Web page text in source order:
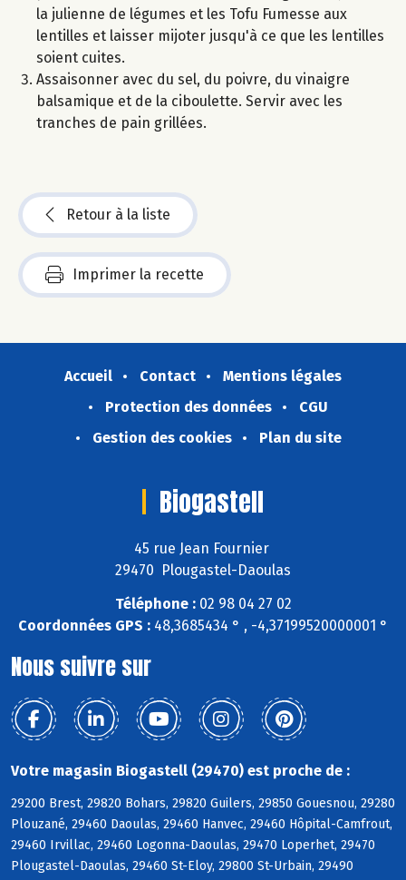
la julienne de légumes et les Tofu Fumesse aux
lentilles et laisser mijoter jusqu'à ce que les lentilles
soient cuites.
Assaisonner avec du sel, du poivre, du vinaigre
balsamique et de la ciboulette. Servir avec les
tranches de pain grillées.
Retour à la liste
Imprimer la recette
Accueil Contact
Mentions légales
Protection des données
CGU
Gestion des cookies
Plan du site
Biogastell
45 rue Jean Fournier
29470 Plougastel-Daoulas
Téléphone :02 98 04 27 02
Coordonnées GPS : 48,3685434 ° , -4,37199520000001 °
Nous suivre sur
Votre magasin Biogastell (29470) est proche de :
29200 Brest, 29820 Bohars, 29820 Guilers, 29850 Gouesnou, 29280
Plouzané, 29460 Daoulas, 29460 Hanvec, 29460 Hôpital-Camfrout,
29460 Irvillac, 29460 Logonna-Daoulas, 29470 Loperhet, 29470
Plougastel-Daoulas, 29460 St-Eloy, 29800 St-Urbain, 29490